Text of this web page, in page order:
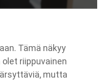
Tämä näkyy
riippuvainen
mutta